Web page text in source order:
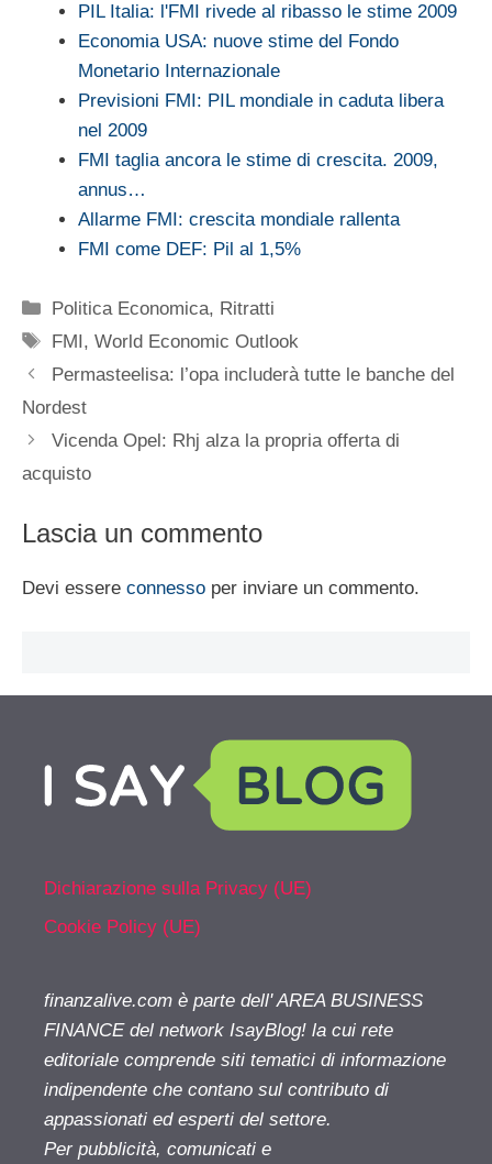
PIL Italia: l'FMI rivede al ribasso le stime 2009
Economia USA: nuove stime del Fondo
Monetario Internazionale
Previsioni FMI: PIL mondiale in caduta libera
nel 2009
FMI taglia ancora le stime di crescita. 2009,
annus…
Allarme FMI: crescita mondiale rallenta
FMI come DEF: Pil al 1,5%
Categorie
Politica Economica, Ritratti
Tag
FMI,World Economic Outlook
Permasteelisa: l’opa includerà tutte le banche del
Nordest
Vicenda Opel: Rhj alza la propria offerta di
acquisto
Lascia un commento
Devi essere connesso per inviare un commento.
Dichiarazione sulla Privacy (UE)
Cookie Policy (UE)
finanzalive.com è parte dell' AREA BUSINESS
FINANCE del network IsayBlog! la cui rete
editoriale comprende siti tematici di informazione
indipendente che contano sul contributo di
appassionati ed esperti del settore.
Per pubblicità, comunicati e